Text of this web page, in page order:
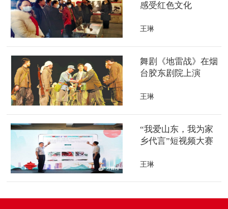
感受红色文化
王琳
舞剧《地雷战》在烟
台胶东剧院上演
王琳
“我爱山东，我为家
乡代言”短视频大赛
王琳